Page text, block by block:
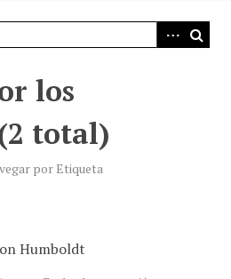
los
total)
por Etiqueta
Humboldt